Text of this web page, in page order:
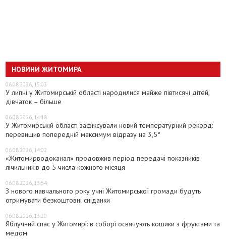
НОВИНИ ЖИТОМИРА
06.08.2026, 15:03
У липні у Житомирській області народилися майже півтисячі дітей,
дівчаток – більше
06.08.2026, 14:18
У Житомирській області зафіксували новий температурний рекорд:
перевищив попередній максимум відразу на 3,5°
06.08.2026, 14:02
«Житомирводоканал» продовжив період передачі показників
лічильників до 5 числа кожного місяця
06.08.2026, 13:54
З нового навчального року учні Житомирської громади будуть
отримувати безкоштовні сніданки
06.08.2026, 13:20
Яблучний спас у Житомирі: в соборі освячують кошики з фруктами та
медом